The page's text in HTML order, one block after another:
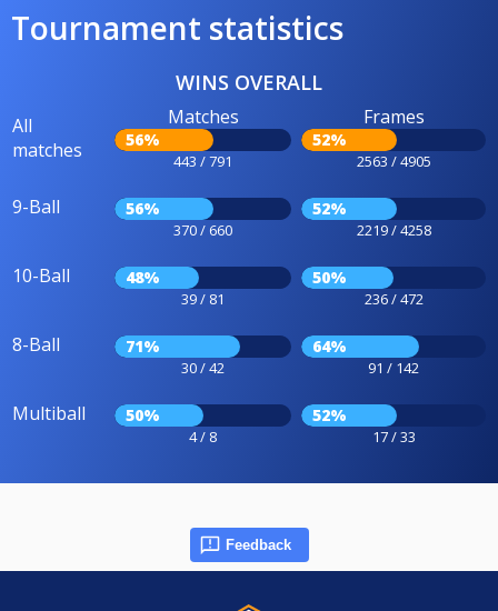
Tournament statistics
WINS OVERALL
All
matches
Matches
56%
443 / 791
Frames
52%
2563 / 4905
9-Ball 56%
370 / 660
52%
2219 / 4258
10-Ball 48%
39 / 81
50%
236 / 472
8-Ball 71%
30 / 42
64%
91 / 142
Multiball 50%
4 / 8
52%
17 / 33
Feedback